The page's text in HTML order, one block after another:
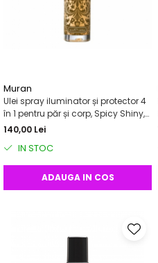
Muran
Ulei spray iluminator și protector 4
în 1 pentru păr și corp, Spicy Shiny,
MURAN, 50 ml
140,00 Lei
IN STOC
ADAUGA IN COS